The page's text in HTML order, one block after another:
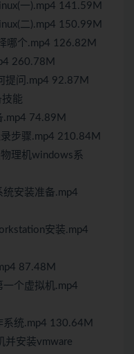
一).mp4 141.59M
二).mp4 150.99M
哪个.mp4 126.82M
260.78M
提问.mp4 92.87M
能
.mp4 74.89M
步骤.mp4 210.84M
理机windows系
安装准备.mp4
安装.mp4
87.48M
个虚拟机.mp4
系统.mp4 130.64M
并安装vmware